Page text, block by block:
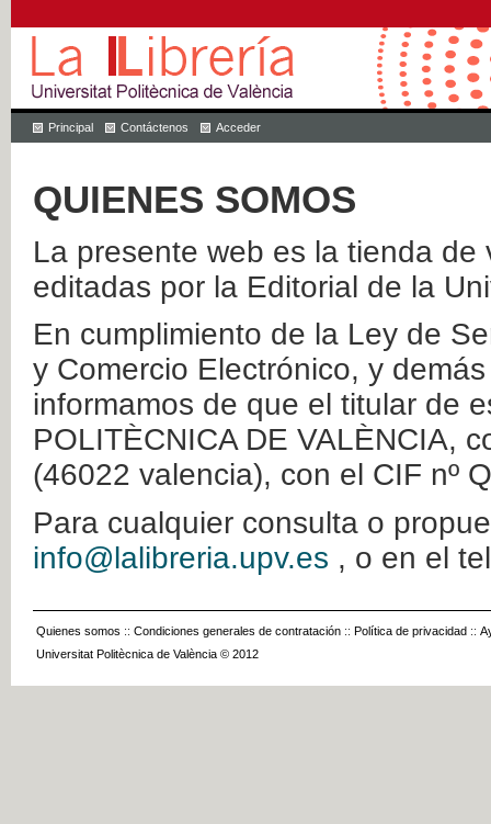
Principal Contáctenos Acceder
QUIENES SOMOS
La presente web es la tienda
editadas por la Editorial de la
En cumplimiento de la Ley de
y Comercio Electrónico, y
informamos de que el titular de
POLITÈCNICA DE VALÈNCIA,
(46022 valencia), con el CIF nº
Para cualquier consulta o
info@lalibreria.upv.es , o en el
Quienes somos :: Condiciones generales de contratación :: Política de privacidad ::
Universitat Politècnica de València © 2012